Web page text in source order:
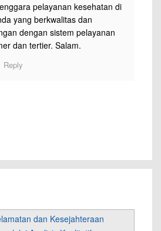
pelayanan kesehatan di
yang berkwalitas dan
dengan sistem pelayanan
dan tertier. Salam.
Reply
dan Kesejahteraan